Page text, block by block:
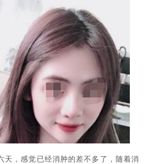
，感觉已经消肿的差不多了，随着消